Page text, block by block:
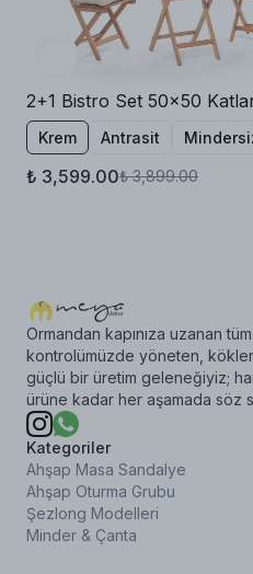
Krem Antrasit
₺ 3,599.00₺ 3,899.00
Ormandan kapınıza uzanan
kontrolümüzde yöneten,
güçlü bir üretim geleneğiyiz;
ürüne kadar her aşamada söz
Kategoriler
Ahşap Masa Sandalye
Ahşap Oturma Grubu
Şezlong Modelleri
Minder & Çanta